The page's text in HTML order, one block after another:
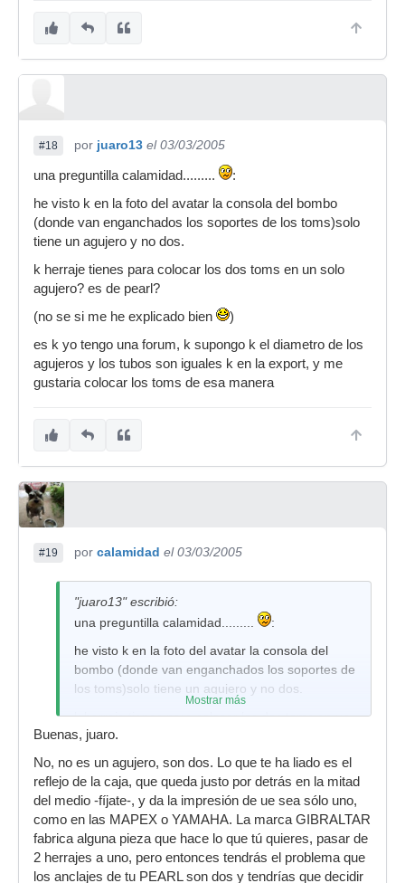
#18 por juaro13 el 03/03/2005
una preguntilla calamidad.........
:
he visto k en la foto del avatar la consola del bombo
(donde van enganchados los soportes de los toms)solo
tiene un agujero y no dos.
k herraje tienes para colocar los dos toms en un solo
agujero? es de pearl?
(no se si me he explicado bien
)
es k yo tengo una forum, k supongo k el diametro de los
agujeros y los tubos son iguales k en la export, y me
gustaria colocar los toms de esa manera
#19 por calamidad el 03/03/2005
"juaro13" escribió:
una preguntilla calamidad.........
:
he visto k en la foto del avatar la consola del
bombo (donde van enganchados los soportes de
los toms)solo tiene un agujero y no dos.
k herraje tienes para colocar los dos toms en un
solo agujero? es de pearl?
(no se si me he explicado bien
)
es k yo tengo una forum, k supongo k el
diametro de los agujeros y los tubos son iguales
esa manera
Mostrar más
Buenas, juaro.
No, no es un agujero, son dos. Lo que te ha liado es el
reflejo de la caja, que queda justo por detrás en la mitad
del medio -fíjate-, y da la impresión de ue sea sólo uno,
como en las MAPEX o YAMAHA. La marca GIBRALTAR
fabrica alguna pieza que hace lo que tú quieres, pasar de
2 herrajes a uno, pero entonces tendrás el problema que
los anclajes de tu PEARL son dos y tendrías que decidir